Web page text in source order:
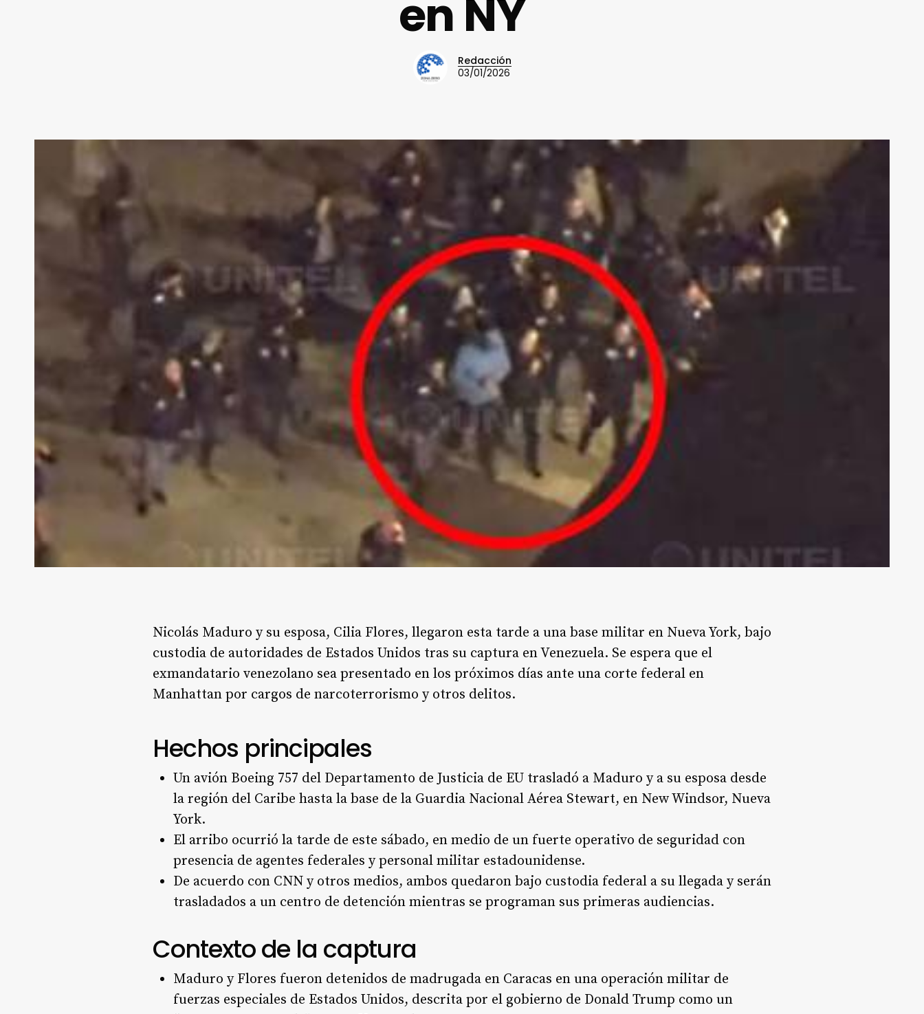
en NY
Redacción
03/01/2026
Nicolás Maduro y su esposa, Cilia Flores, llegaron esta tarde a una base militar en Nueva York, bajo
custodia de autoridades de Estados Unidos tras su captura en Venezuela. Se espera que el
exmandatario venezolano sea presentado en los próximos días ante una corte federal en
Manhattan por cargos de narcoterrorismo y otros delitos.
Hechos principales
Un avión Boeing 757 del Departamento de Justicia de EU trasladó a Maduro y a su esposa desde
la región del Caribe hasta la base de la Guardia Nacional Aérea Stewart, en New Windsor, Nueva
York.
El arribo ocurrió la tarde de este sábado, en medio de un fuerte operativo de seguridad con
presencia de agentes federales y personal militar estadounidense.
De acuerdo con CNN y otros medios, ambos quedaron bajo custodia federal a su llegada y serán
trasladados a un centro de detención mientras se programan sus primeras audiencias.
Contexto de la captura
Maduro y Flores fueron detenidos de madrugada en Caracas en una operación militar de
fuerzas especiales de Estados Unidos, descrita por el gobierno de Donald Trump como un